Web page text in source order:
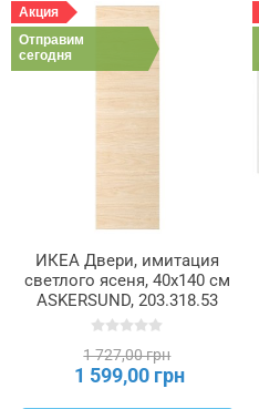
Акция
Отправим
сегодня
ИКЕА Двери, имитация
светлого ясеня, 40x140 см
ASKERSUND, 203.318.53
1 727,00 грн
1 599,00 грн